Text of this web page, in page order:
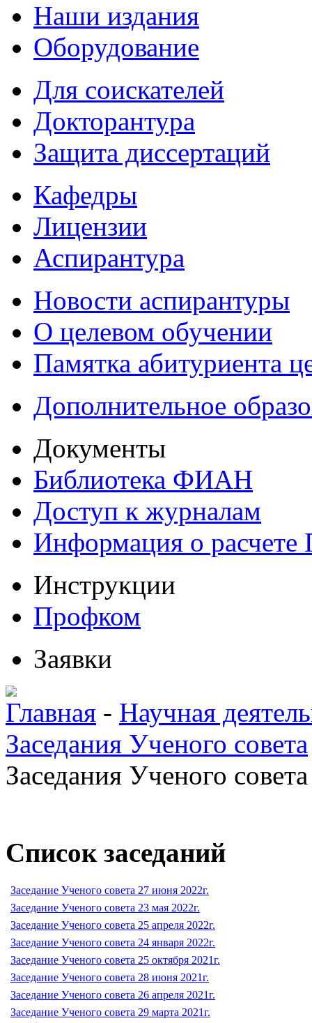
Наши издания
Оборудование
Для соискателей
Докторантура
Защита диссертаций
Кафедры
Лицензии
Аспирантура
Новости аспирантуры
О целевом обучении
Памятка абитуриента
Дополнительное
Документы
Библиотека ФИАН
Доступ к журналам
Информация о
Инструкции
Профком
Заявки
Главная - Научная
Заседания Ученого совета
Заседания Ученого
Список заседаний
Заседание Ученого совета 27 июня 2022г.
Заседание Ученого совета 23 мая 2022г.
Заседание Ученого совета 25 апреля 2022г.
Заседание Ученого совета 24 января 2022г.
Заседание Ученого совета 25 октября 2021г.
Заседание Ученого совета 28 июня 2021г.
Заседание Ученого совета 26 апреля 2021г.
Заседание Ученого совета 29 марта 2021г.